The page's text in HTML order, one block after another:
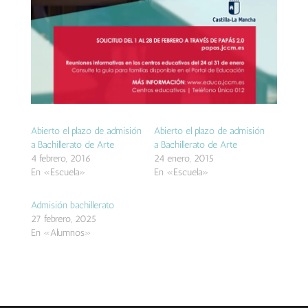
Abierto el plazo de admisión
a Bachillerato de Arte
4 febrero, 2016
En «Escuela»
Abierto el plazo de admisión
a Bachillerato de Arte
24 enero, 2015
En «Escuela»
Admisión bachillerato
27 febrero, 2025
En «Alumnos»